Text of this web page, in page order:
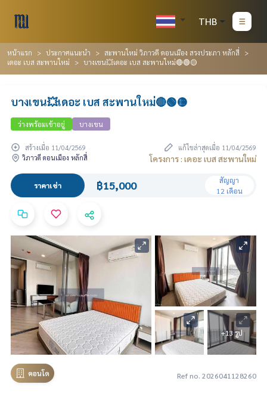
THB
หน้าแรก ประกาศแนะนำ
สะพานใหม่ วิภาวดี ดอนเมือง สรงประภา หลักสี่
เดอะ เบส สะพานใหม่
บางเขน💥เดอะ เบส สะพานใหม่🔴🟢🟡
บางเขน💥เดอะ เบส สะพานใหม่🔴🟢🟡
ว่างพร้อมเข้าอยู่ บางเขน
สร้างเมื่อ 11/04/2569
แก้ไขล่าสุดเมื่อ 11/04/2569
วิภาวดี ดอนเมือง หลักสี่
โครงการ : เดอะ เบส สะพานใหม่
ราคาเช่า ฿15,000
สัญญา
12 เดือน
+13 รูป
คอนโด Ref no. 2026041128260